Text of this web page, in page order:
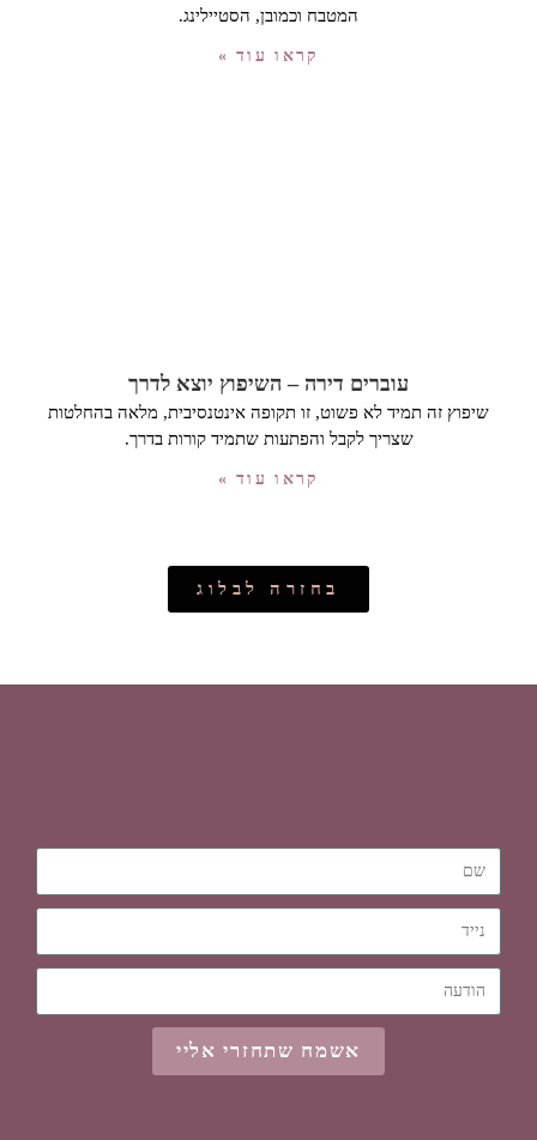
המטבח וכמובן, הסטיילינג.
קראו עוד »
עוברים דירה – השיפוץ יוצא לדרך
שיפוץ זה תמיד לא פשוט, זו תקופה אינטנסיבית, מלאה בהחלטות
שצריך לקבל והפתעות שתמיד קורות בדרך.
קראו עוד »
בחזרה לבלוג
אשמח שתחזרי אליי